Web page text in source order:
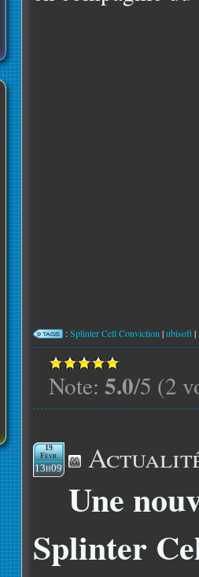
:Splinter Cell Conviction |ubisoft|
Note: 5.0/5 (2
19
Févr
13h09
Une
Splinter